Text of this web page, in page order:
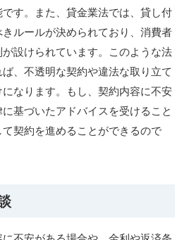
す。また、貸金業法では、貸し付
ルールが決められており、消費者
設けられています。このような法
、不透明な契約や違法な取り立て
なります。もし、契約内容に不安
基づいたアドバイスを受けること
契約を進めることができるので